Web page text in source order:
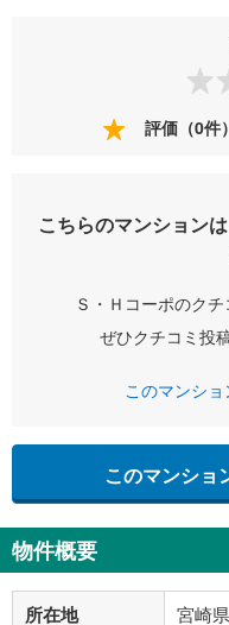
評価（0件）
こちらのマンション
Ｓ・Ｈコーポのク
ぜひクチコミ投
このマンシ
このマンショ
物件概要
所在地 宮崎